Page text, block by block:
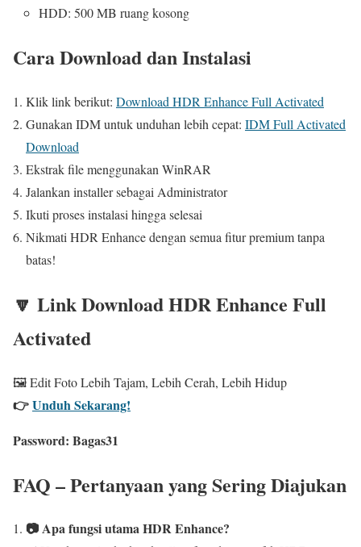
HDD: 500 MB ruang kosong
Cara Download dan Instalasi
Klik link berikut: Download HDR Enhance Full Activated
Gunakan IDM untuk unduhan lebih cepat: IDM Full Activated
Download
Ekstrak file menggunakan WinRAR
Jalankan installer sebagai Administrator
Ikuti proses instalasi hingga selesai
Nikmati HDR Enhance dengan semua fitur premium tanpa
batas!
🔽 Link Download HDR Enhance Full
Activated
🖼️ Edit Foto Lebih Tajam, Lebih Cerah, Lebih Hidup
👉Unduh Sekarang!
Password: Bagas31
FAQ – Pertanyaan yang Sering Diajukan
📷 Apa fungsi utama HDR Enhance?